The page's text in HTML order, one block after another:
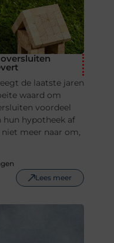
de laatste jaren
waard om
voordeel
hun hypotheek af
meer naar om,
Lees meer